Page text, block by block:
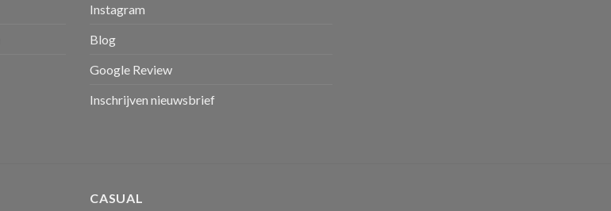
Instagram
Blog
Google Review
Inschrijven nieuwsbrief
CASUAL